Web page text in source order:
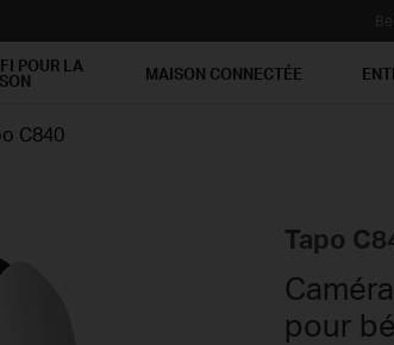
POUR LA MAISON CONNECTÉE
C840
Tapo
pour